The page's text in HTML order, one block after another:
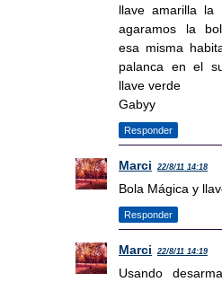
llave amarilla la
agaramos la
esa misma
palanca en el
llave verde
Gabyy
Responder
Marci 22/8/11 14:18
Bola Mágica y
Responder
Marci 22/8/11 14:19
Usando